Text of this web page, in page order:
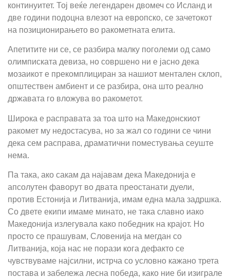
континуитет. Тој веќе легендарен двомеч со Исланд и
две години подоцна влезот на европско, се зачетокот
на позиционирањето во ракометната елита.
Апетитите ни се, се разбира малку поголеми од само
олимписката девиза, но совршено ни е јасно дека
мозаикот е прекомплициран за нашиот ментален склоп,
општествен амбиент и се разбира, она што реално
државата го вложува во ракометот.
Широка е расправата за тоа што на Македонскиот
ракомет му недостасува, но за жал со години се чини
дека сем расправа, драматични поместувања сеуште
нема.
Па така, ако сакам да најавам дека Македонија е
апсолутен фаворут во двата преостанати дуели,
против Естонија и Литванија, имам една мала задршка.
Со двете екипи имаме минато, не така славно иако
Македонија излегувала како победник на крајот. Но
просто се прашувам, Словенија на мегдан со
Литванија, која нас не порази кога дефакто се
чувствуваме најсилни, истрча со условно кажано трета
постава и забележа лесна победа, како ние би изиграле